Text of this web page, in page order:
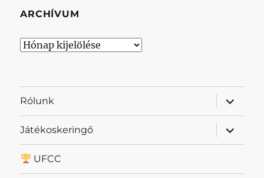
ARCHÍVUM
Archívum
Rólunk
almenü
Játékoskeringő
almenü
UFCC